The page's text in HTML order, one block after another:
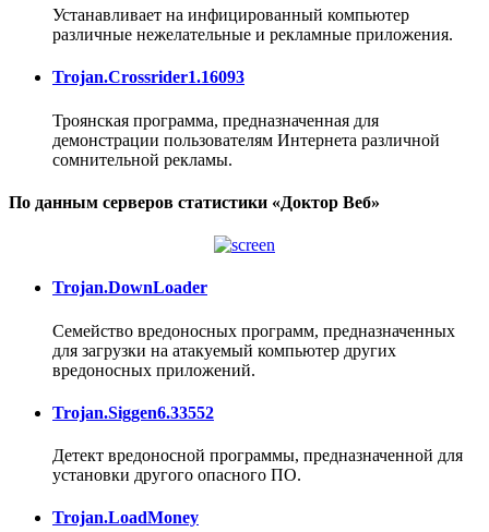
Устанавливает на инфицированный компьютер
различные нежелательные и рекламные приложения.
Trojan.Crossrider1.16093
Троянская программа, предназначенная для
демонстрации пользователям Интернета различной
сомнительной рекламы.
По данным серверов статистики «Доктор Веб»
Trojan.DownLoader
Семейство вредоносных программ, предназначенных
для загрузки на атакуемый компьютер других
вредоносных приложений.
Trojan.Siggen6.33552
Детект вредоносной программы, предназначенной для
установки другого опасного ПО.
Trojan.LoadMoney